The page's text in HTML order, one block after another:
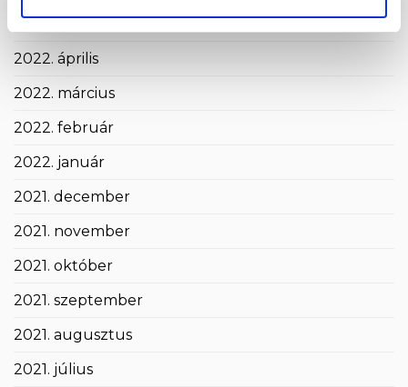
2022. április
2022. március
2022. február
2022. január
2021. december
2021. november
2021. október
2021. szeptember
2021. augusztus
2021. július